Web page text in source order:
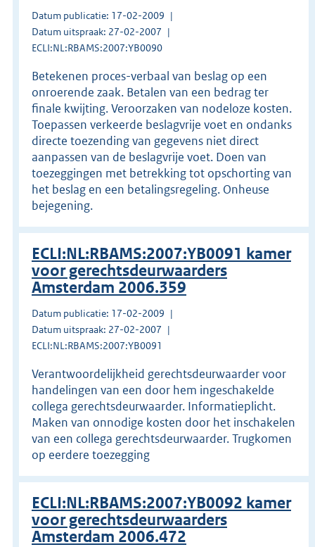
Datum publicatie: 17-02-2009
Datum uitspraak: 27-02-2007
ECLI:NL:RBAMS:2007:YB0090
Betekenen proces-verbaal van beslag op een
onroerende zaak. Betalen van een bedrag ter
finale kwijting. Veroorzaken van nodeloze kosten.
Toepassen verkeerde beslagvrije voet en ondanks
directe toezending van gegevens niet direct
aanpassen van de beslagvrije voet. Doen van
toezeggingen met betrekking tot opschorting van
het beslag en een betalingsregeling. Onheuse
bejegening.
ECLI:NL:RBAMS:2007:YB0091 kamer
voor gerechtsdeurwaarders
Amsterdam 2006.359
Datum publicatie: 17-02-2009
Datum uitspraak: 27-02-2007
ECLI:NL:RBAMS:2007:YB0091
Verantwoordelijkheid gerechtsdeurwaarder voor
handelingen van een door hem ingeschakelde
collega gerechtsdeurwaarder. Informatieplicht.
Maken van onnodige kosten door het inschakelen
van een collega gerechtsdeurwaarder. Trugkomen
op eerdere toezegging
ECLI:NL:RBAMS:2007:YB0092 kamer
voor gerechtsdeurwaarders
Amsterdam 2006.472